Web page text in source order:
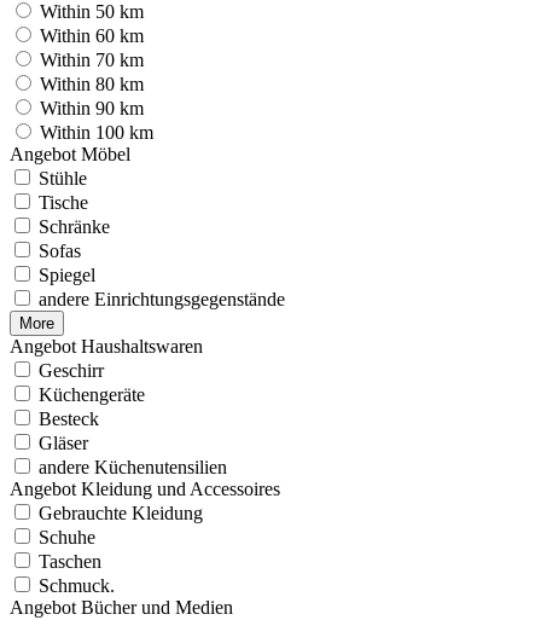
Within 50 km
Within 60 km
Within 70 km
Within 80 km
Within 90 km
Within 100 km
Angebot Möbel
Stühle
Tische
Schränke
Sofas
Spiegel
andere Einrichtungsgegenstände
More
Angebot Haushaltswaren
Geschirr
Küchengeräte
Besteck
Gläser
andere Küchenutensilien
Angebot Kleidung und Accessoires
Gebrauchte Kleidung
Schuhe
Taschen
Schmuck.
Angebot Bücher und Medien